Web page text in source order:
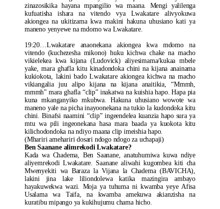
zinazosikika hayana mpangilio wa maana. Mengi yalilenga
kufuatisha ishara na vitendo vya Lwakatare alivyokuwa
akiongea na ukitizama kwa makini hakuna uhusiano kati ya
maneno yenyewe na mdomo wa Lwakatare.
19:20…Lwakatare anaonekana akiongea kwa mdomo na
vitendo (kuchezesha mikono) huku kichwa chake na macho
vikielekea kwa kijana (Ludovick) aliyesimama/kukaa mbele
yake, mara ghafla kitu kinadondoka chini na kijana anainama
kukiokota, lakini bado Lwakatare akiongea kichwa na macho
vikiangalia juu alipo kijana na kijana anaitikia, “Mmmh,
mmmh” mara ghafla “clip” inakatwa na kuishia hapo. Hapa pia
kuna mkanganyiko mkubwa. Hakuna uhusiano wowote wa
maneno yale na picha inayoonekana na tukio la kudondoka kitu
chini. Binafsi naamini “clip” ingeendelea kuanzia hapo sura ya
mtu wa pili ingeonekana hasa mara baada ya kuokota kitu
kilichodondoka na ndiyo maana clip imeishia hapo.
(Mhariri amehariri dosari ndogo ndogo za uchapaji)
Ben Saanane alimrekodi Lwakatare?
Kada wa Chadema, Ben Saanane, anatuhumiwa kuwa ndiye
aliyemrekodi Lwakatare. Saanane aliwahi kugombea kiti cha
Mwenyekiti wa Baraza la Vijana la Chadema (BAVICHA),
lakini jina lake liliondolewa katika mazingira ambayo
hayakuwekwa wazi. Moja ya tuhuma ni kwamba yeye Afisa
Usalama wa Taifa, na kwamba amekuwa akianzisha na
kuratibu mipango ya kukihujumu chama hicho.